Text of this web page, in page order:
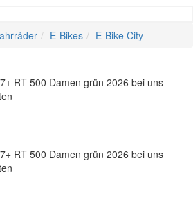
E-Bikes E-Bike City